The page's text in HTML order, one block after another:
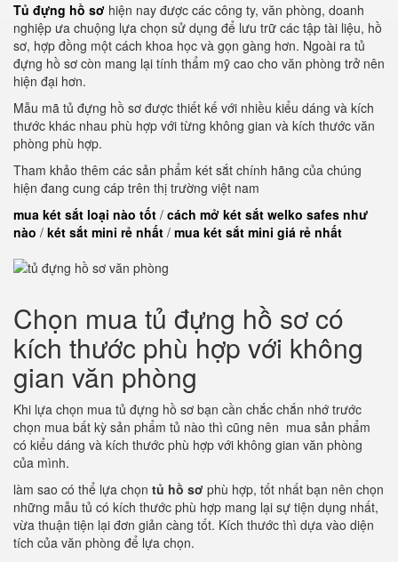
Tủ đựng hồ sơ hiện nay được các công ty, văn phòng, doanh
nghiệp ưa chuộng lựa chọn sử dụng để lưu trữ các tập tài liệu, hồ
sơ, hợp đồng một cách khoa học và gọn gàng hơn. Ngoài ra tủ
đựng hồ sơ còn mang lại tính thẩm mỹ cao cho văn phòng trở nên
hiện đại hơn.
Mẫu mã tủ đựng hồ sơ được thiết kế với nhiều kiểu dáng và kích
thước khác nhau phù hợp với từng không gian và kích thước văn
phòng phù hợp.
Tham khảo thêm các sản phẩm két sắt chính hãng của chúng
hiện đang cung cáp trên thị trường việt nam
mua két sắt loại nào tốt / cách mở két sắt welko safes như
nào / két sắt mini rẻ nhất / mua két sắt mini giá rẻ nhất
Chọn mua tủ đựng hồ sơ có
kích thước phù hợp với không
gian văn phòng
Khi lựa chọn mua tủ đựng hồ sơ bạn cần chắc chắn nhớ trước
chọn mua bất kỳ sản phẩm tủ nào thì cũng nên mua sản phẩm
có kiểu dáng và kích thước phù hợp với không gian văn phòng
của mình.
làm sao có thể lựa chọn tủ hồ sơ phù hợp, tốt nhất bạn nên chọn
những mẫu tủ có kích thước phù hợp mang lại sự tiện dụng nhất,
vừa thuận tiện lại đơn giản càng tốt. Kích thước thì dựa vào diện
tích của văn phòng để lựa chọn.